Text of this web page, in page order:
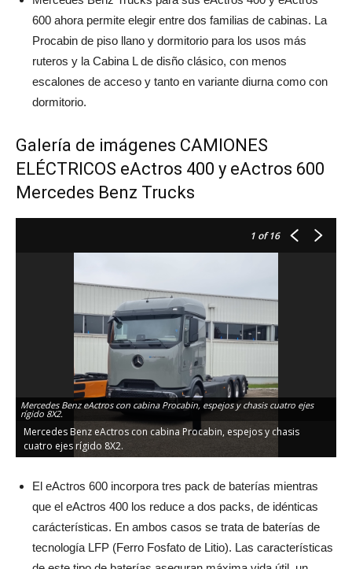
600 ahora permite elegir entre dos familias de cabinas. La
Procabin de piso llano y dormitorio para los usos más
ruteros y la Cabina L de disño clásico, con menos
escalones de acceso y tanto en variante diurna como con
dormitorio.
Galería de imágenes CAMIONES
ELÉCTRICOS eActros 400 y eActros 600
Mercedes Benz Trucks
1 of 16
Mercedes Benz eActros con cabina Procabin, espejos y chasis cuatro ejes
rígido 8X2.
Mercedes Benz eActros con cabina Procabin, espejos y chasis
cuatro ejes rígido 8X2.
El eActros 600 incorpora tres pack de baterías mientras
que el eActros 400 los reduce a dos packs, de idénticas
carácterísticas. En ambos casos se trata de baterías de
tecnología LFP (Ferro Fosfato de Litio). Las características